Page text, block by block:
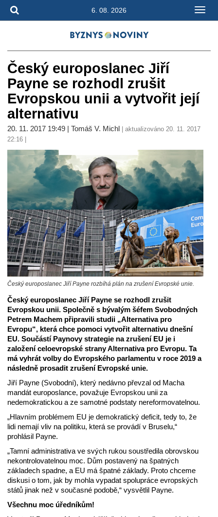
6. 08. 2026
Český europoslanec Jiří
Payne se rozhodl zrušit
Evropskou unii a vytvořit její
alternativu
20. 11. 2017 19:49 | Tomáš V. Michl | aktualizováno 20. 11. 2017
22:16 |
Český europoslanec Jiří Payne rozbíhá plán na zrušení Evropské unie.
Český europoslanec Jiří Payne se rozhodl zrušit
Evropskou unii. Společně s bývalým šéfem Svobodných
Petrem Machem připravili studii „Alternativa pro
Evropu“, která chce pomoci vytvořit alternativu dnešní
EU. Součástí Paynovy strategie na zrušení EU je i
založení celoevropské strany Alternativa pro Evropu. Ta
má vyhrát volby do Evropského parlamentu v roce 2019 a
následně prosadit zrušení Evropské unie.
Jiří Payne (Svobodní), který nedávno převzal od Macha
mandát europoslance, považuje Evropskou unii za
nedemokratickou a ze samotné podstaty nereformovatelnou.
„Hlavním problémem EU je demokratický deficit, tedy to, že
lidi nemají vliv na politiku, která se provádí v Bruselu,“
prohlásil Payne.
„Tamní administrativa ve svých rukou soustředila obrovskou
nekontrolovatelnou moc. Dům postavený na špatných
základech spadne, a EU má špatné základy. Proto chceme
diskusi o tom, jak by mohla vypadat spolupráce evropských
států jinak než v současné podobě,“ vysvětlil Payne.
Všechnu moc úředníkům!